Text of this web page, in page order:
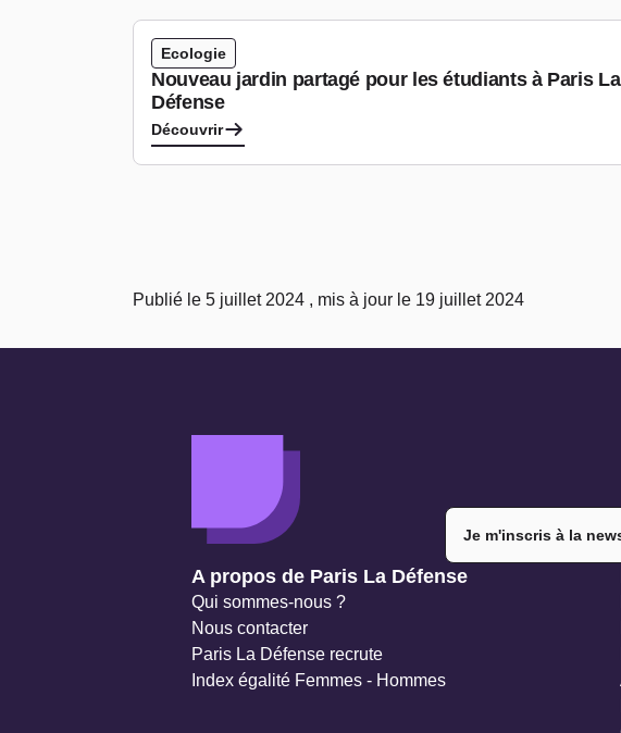
Ecologie
Nouveau jardin partagé pour les étudiants à Paris La
Défense
Découvrir
Publié le 5 juillet 2024 , mis à jour le 19 juillet 2024
Je m'inscris à la
Navigation secondaire
A propos de Paris La Défense
Qui sommes-nous ?
Nous contacter
Paris La Défense recrute
Index égalité Femmes - Hommes